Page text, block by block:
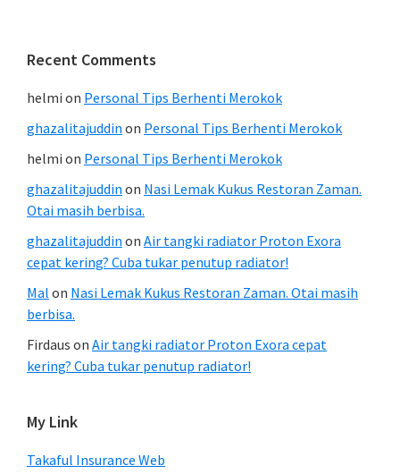
Recent Comments
helmi on Personal Tips Berhenti Merokok
ghazalitajuddin on Personal Tips Berhenti Merokok
helmi on Personal Tips Berhenti Merokok
ghazalitajuddin on Nasi Lemak Kukus Restoran Zaman.
Otai masih berbisa.
ghazalitajuddin on Air tangki radiator Proton Exora
cepat kering? Cuba tukar penutup radiator!
Mal on Nasi Lemak Kukus Restoran Zaman. Otai masih
berbisa.
Firdaus on Air tangki radiator Proton Exora cepat
kering? Cuba tukar penutup radiator!
My Link
Takaful Insurance Web